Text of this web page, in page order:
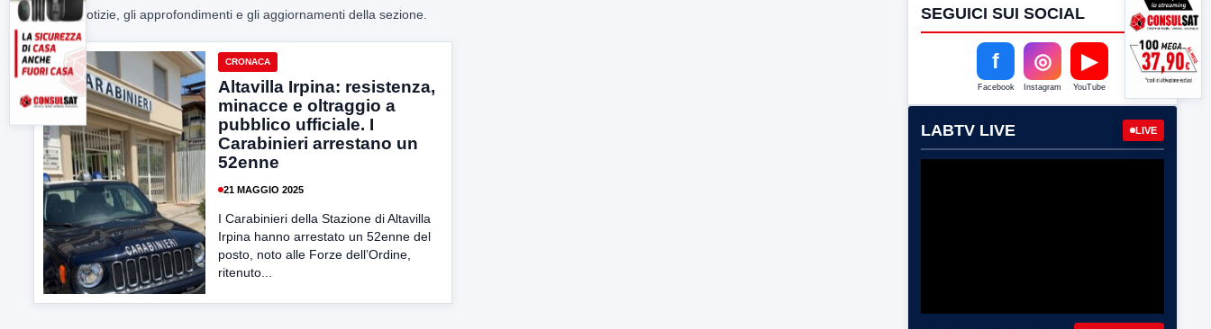
Tutte le notizie, gli approfondimenti e gli aggiornamenti della sezione.
CRONACA
Altavilla Irpina: resistenza,
minacce e oltraggio a
pubblico ufficiale. I
Carabinieri arrestano un
52enne
21 MAGGIO 2025
I Carabinieri della Stazione di Altavilla
Irpina hanno arrestato un 52enne del
posto, noto alle Forze dell’Ordine,
ritenuto...
SEGUICI SUI SOCIAL
f
Facebook
◎
Instagram
▶
YouTube
LABTV LIVE LIVE